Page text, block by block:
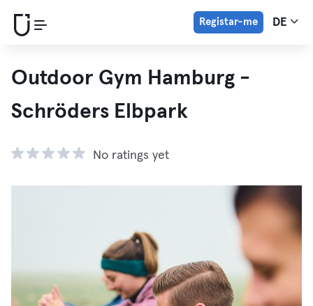
Registar-me DE
Outdoor Gym Hamburg -
Schröders Elbpark
No ratings yet